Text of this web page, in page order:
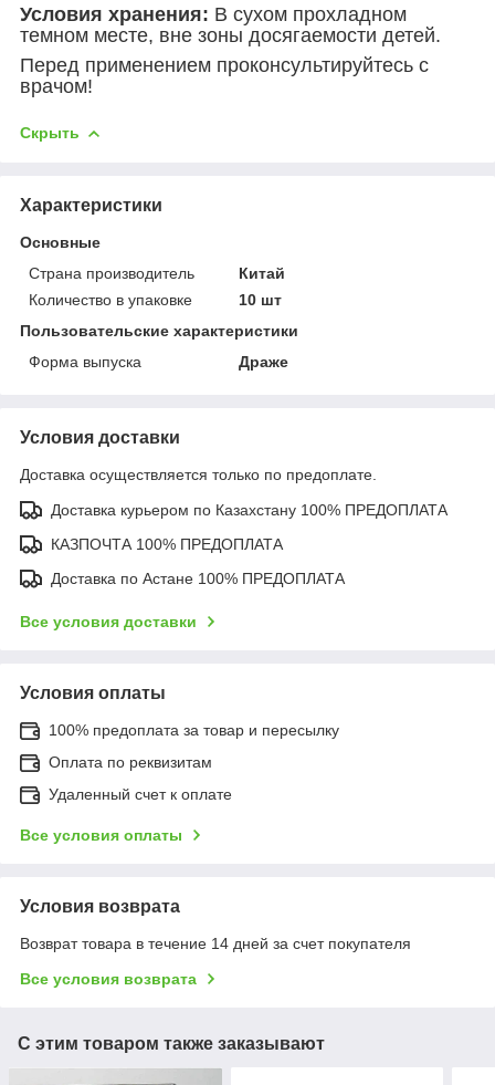
Условия хранения: В сухом прохладном
темном месте, вне зоны досягаемости детей.
Перед применением проконсультируйтесь с
врачом!
Скрыть
Характеристики
Основные
Страна производитель
Китай
Количество в упаковке
10 шт
Пользовательские характеристики
Форма выпуска
Драже
Условия доставки
Доставка осуществляется только по предоплате.
Доставка курьером по Казахстану 100% ПРЕДОПЛАТА
КАЗПОЧТА 100% ПРЕДОПЛАТА
Доставка по Астане 100% ПРЕДОПЛАТА
Все условия доставки
Условия оплаты
100% предоплата за товар и пересылку
Оплата по реквизитам
Удаленный счет к оплате
Все условия оплаты
Условия возврата
Возврат товара в течение 14 дней за счет покупателя
Все условия возврата
С этим товаром также заказывают